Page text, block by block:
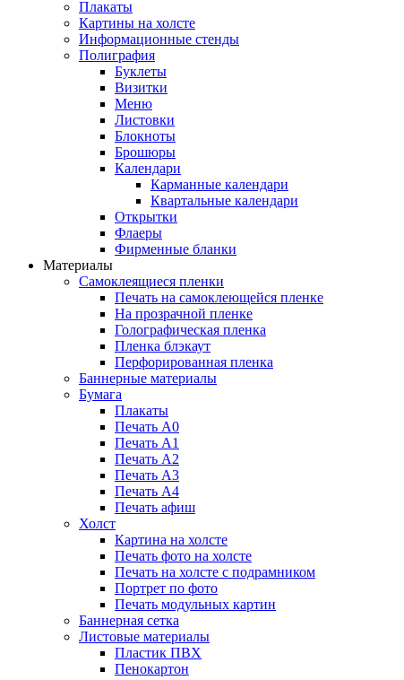
Плакаты
Картины на холсте
Информационные стенды
Полиграфия
Буклеты
Визитки
Меню
Листовки
Блокноты
Брошюры
Календари
Карманные календари
Квартальные календари
Открытки
Флаеры
Фирменные бланки
Материалы
Самоклеящиеся пленки
Печать на самоклеющейся пленке
На прозрачной пленке
Голографическая пленка
Пленка блэкаут
Перфорированная пленка
Баннерные материалы
Бумага
Плакаты
Печать А0
Печать А1
Печать А2
Печать А3
Печать А4
Печать афиш
Холст
Картина на холсте
Печать фото на холсте
Печать на холсте с подрамником
Портрет по фото
Печать модульных картин
Баннерная сетка
Листовые материалы
Пластик ПВХ
Пенокартон